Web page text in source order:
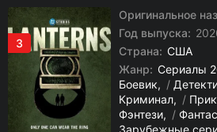
3
Оригинальное
Год выпуска:
Страна: США
Жанр: Сериалы
Боевик
/
Криминал
/
Фэнтези
/
Зарубежные